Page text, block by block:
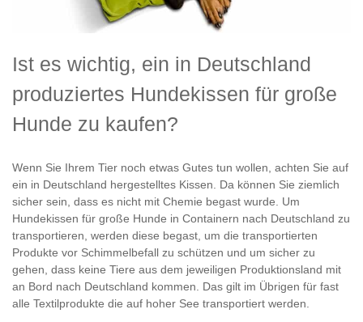
Ist es wichtig, ein in Deutschland
produziertes Hundekissen für große
Hunde zu kaufen?
Wenn Sie Ihrem Tier noch etwas Gutes tun wollen, achten Sie auf
ein in Deutschland hergestelltes Kissen. Da können Sie ziemlich
sicher sein, dass es nicht mit Chemie begast wurde. Um
Hundekissen für große Hunde in Containern nach Deutschland zu
transportieren, werden diese begast, um die transportierten
Produkte vor Schimmelbefall zu schützen und um sicher zu
gehen, dass keine Tiere aus dem jeweiligen Produktionsland mit
an Bord nach Deutschland kommen. Das gilt im Übrigen für fast
alle Textilprodukte die auf hoher See transportiert werden.